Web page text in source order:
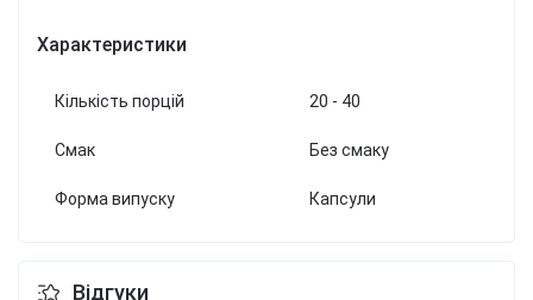
Характеристики
Кількість порцій 20 - 40
Смак Без смаку
Форма випуску Капсули
Відгуки